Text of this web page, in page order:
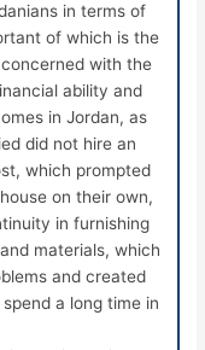
in terms of
of which is the
with the
ability and
in Jordan, as
did not hire an
which prompted
on their own,
in furnishing
materials, which
and created
a long time in.